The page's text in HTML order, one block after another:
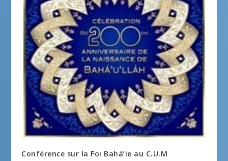
Conférence sur la Foi Bahá’ie au C.U.M